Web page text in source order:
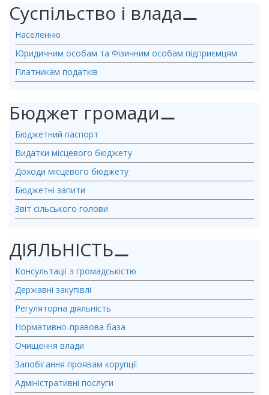
Суспільство і влада⚊
Населенню
Юридичним особам та Фізичним особам підприємцям
Платникам податків
Бюджет громади⚊
Бюджетний паспорт
Видатки місцевого бюджету
Доходи місцевого бюджету
Бюджетні запити
Звіт сільського голови
ДІЯЛЬНІСТЬ⚊
Консультації з громадськістю
Державні закупівлі
Регуляторна діяльність
Нормативно-правова база
Очищення влади
Запобігання проявам корупції
Адміністративні послуги